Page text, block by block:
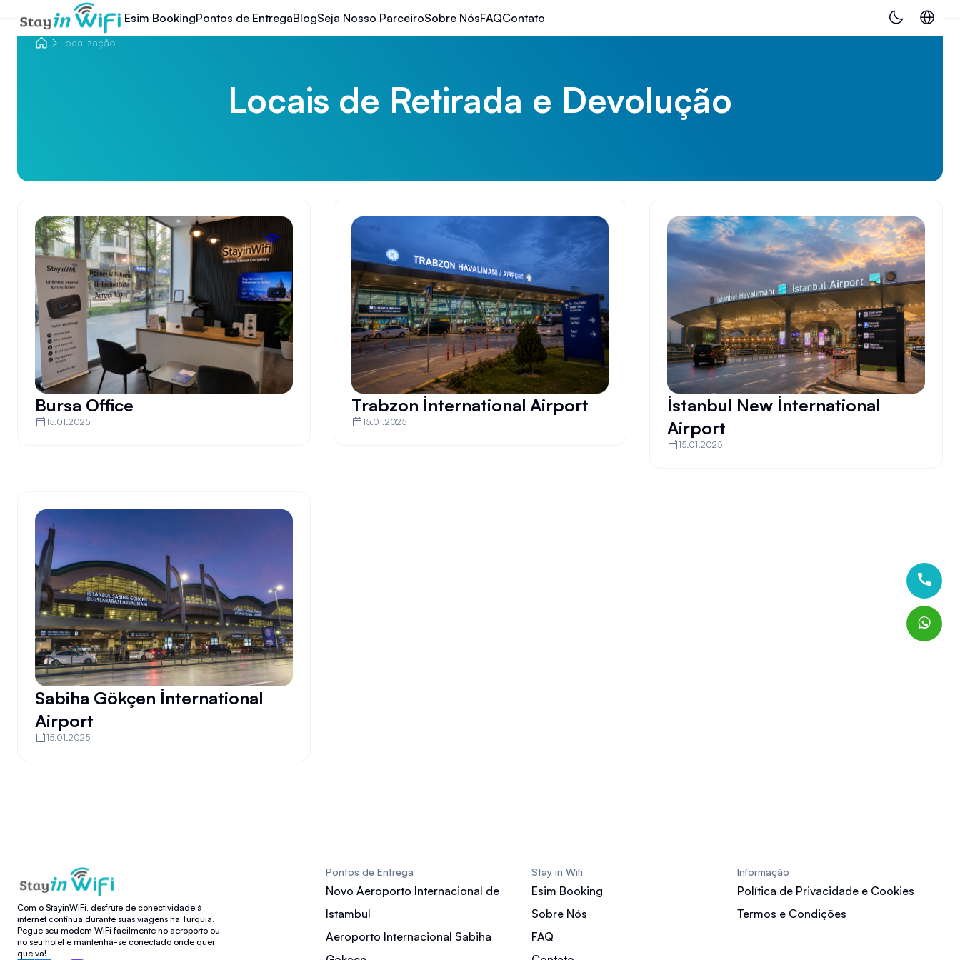
Esim BookingPontos de EntregaBlogSeja Nosso ParceiroSobre NósFAQContato
Localização
Locais de Retirada e Devolução
Bursa Office
15.01.2025
Trabzon İnternational Airport
15.01.2025
İstanbul New İnternational
Airport
15.01.2025
Sabiha Gökçen İnternational
Airport
15.01.2025
Com o StayinWiFi, desfrute de conectividade à
internet contínua durante suas viagens na Turquia.
Pegue seu modem WiFi facilmente no aeroporto ou
no seu hotel e mantenha-se conectado onde quer
que vá!
Pontos de Entrega
Novo Aeroporto Internacional de
Istambul
Aeroporto Internacional Sabiha
Stay in Wifi
Esim Booking
Sobre Nós
FAQ
Informação
Política de Privacidade e Cookies
Termos e Condições